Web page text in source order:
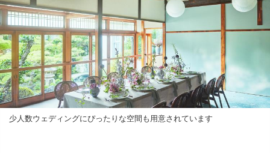
少人数ウェディングにぴったりな空間も用意されています